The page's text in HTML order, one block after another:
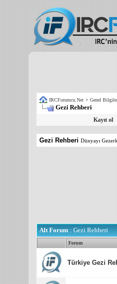
IRCForumcu.Net > Genel
Gezi Rehberi
Kayıt ol
Gezi Rehberi Dünyayı
Alt Forum : Gezi Rehberi
Forum
Türkiye Gezi